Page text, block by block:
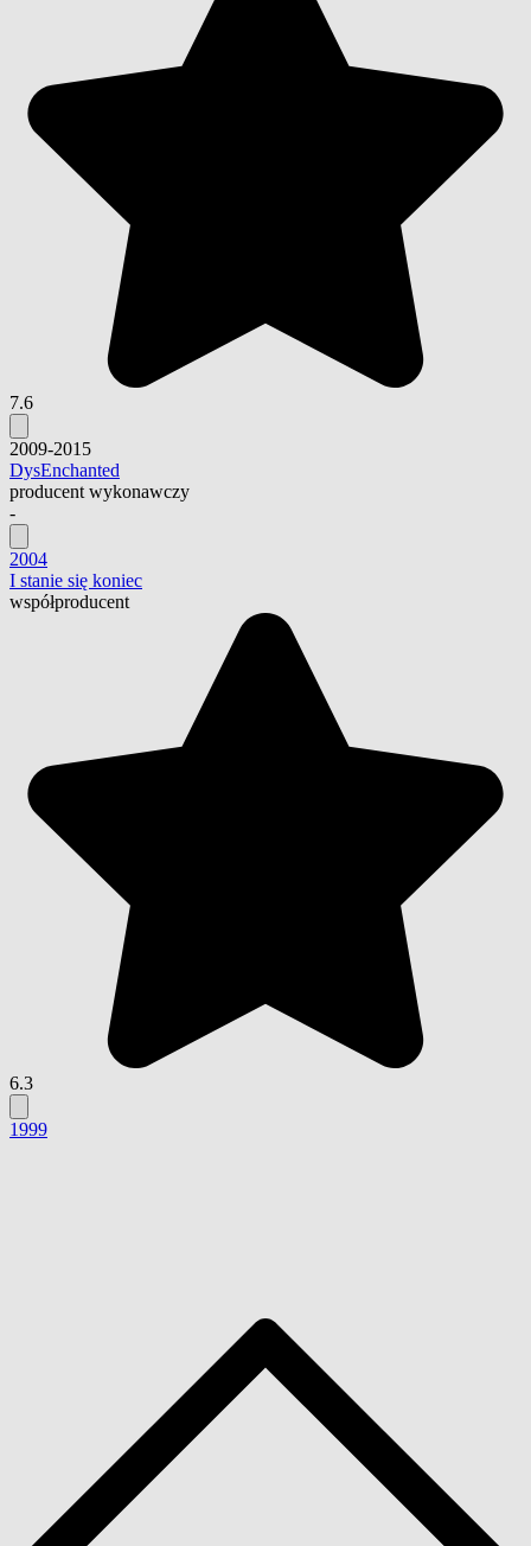
7.6
2009-2015
DysEnchanted
producent wykonawczy
-
2004
I stanie się koniec
współproducent
6.3
1999